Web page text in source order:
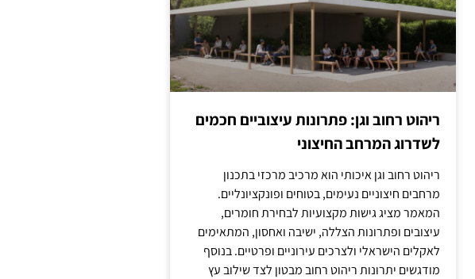
ריהוט רחוב וגן: פתרונות עיצוביים חכמים
לשדרוג המרחב החיצוני
ריהוט רחוב וגן איכותי הוא מרכיב מרכזי בתכנון
מרחבים חיצוניים נעימים, בטוחים ופונקציונליים.
המאמר מציג גישות מקצועיות לבחירת חומרים,
עיצובים ופתרונות הצללה, ישיבה ואחסון, המתאימים
לאקלים הישראלי ולצרכים עירוניים ופרטיים. בנוסף
מודגשים יתרונות ריהוט רחוב מבטון לצד שילוב עץ